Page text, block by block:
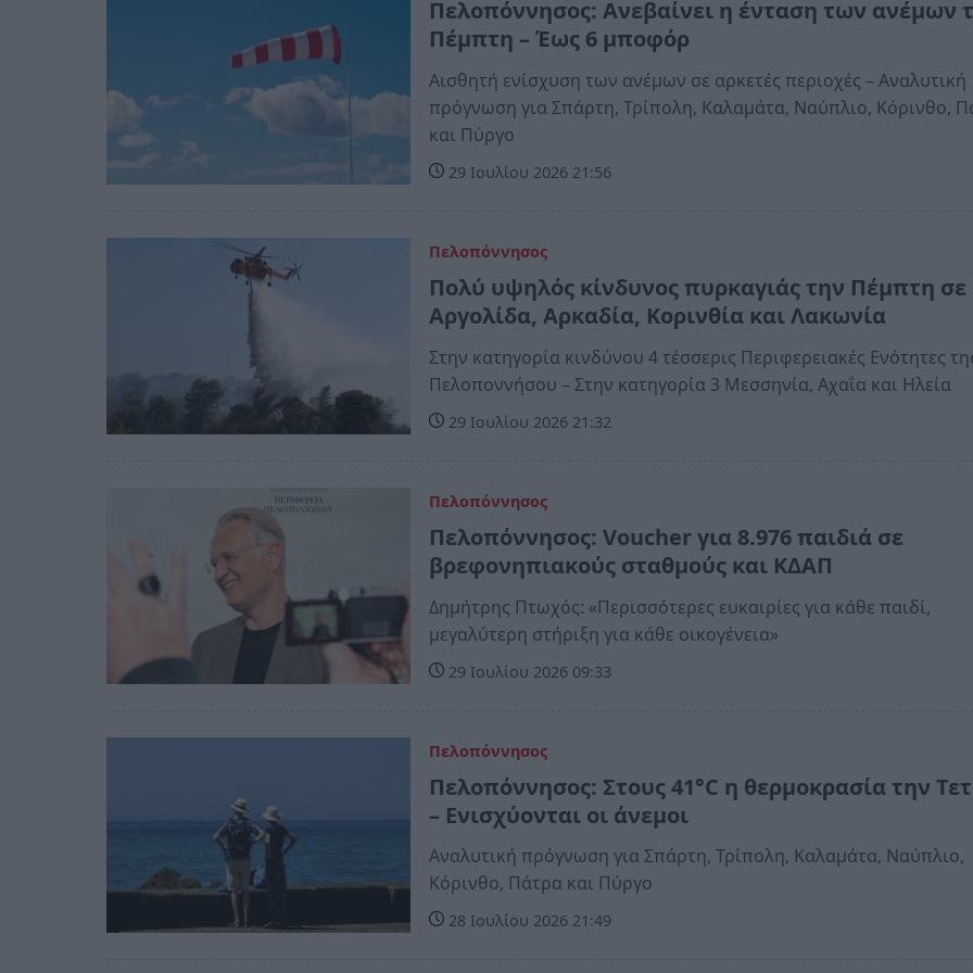
Πελοπόννησος: Ανεβαίνει η ένταση των ανέμων
Πέμπτη – Έως 6 μποφόρ
Αισθητή ενίσχυση των ανέμων σε αρκετές περιοχές – Αναλυτική
πρόγνωση για Σπάρτη, Τρίπολη, Καλαμάτα, Ναύπλιο, Κόρινθο,
και Πύργο
29 Ιουλίου 2026 21:56
Πελοπόννησος
Πολύ υψηλός κίνδυνος πυρκαγιάς την Πέμπτη σε
Αργολίδα, Αρκαδία, Κορινθία και Λακωνία
Στην κατηγορία κινδύνου 4 τέσσερις Περιφερειακές Ενότητες
Πελοποννήσου – Στην κατηγορία 3 Μεσσηνία, Αχαΐα και Ηλεία
29 Ιουλίου 2026 21:32
Πελοπόννησος
Πελοπόννησος: Voucher για 8.976 παιδιά σε
βρεφονηπιακούς σταθμούς και ΚΔΑΠ
Δημήτρης Πτωχός: «Περισσότερες ευκαιρίες για κάθε παιδί,
μεγαλύτερη στήριξη για κάθε οικογένεια»
29 Ιουλίου 2026 09:33
Πελοπόννησος
Πελοπόννησος: Στους 41°C η θερμοκρασία την
– Ενισχύονται οι άνεμοι
Αναλυτική πρόγνωση για Σπάρτη, Τρίπολη, Καλαμάτα, Ναύπλιο,
Κόρινθο, Πάτρα και Πύργο
28 Ιουλίου 2026 21:49